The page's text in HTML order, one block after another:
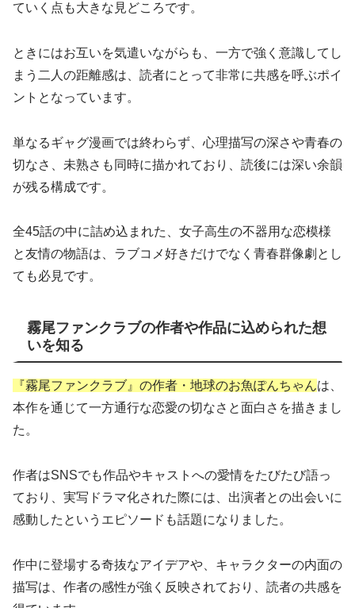
ていく点も大きな見どころです。
ときにはお互いを気遣いながらも、一方で強く意識してし
まう二人の距離感は、読者にとって非常に共感を呼ぶポイ
ントとなっています。
単なるギャグ漫画では終わらず、心理描写の深さや青春の
切なさ、未熟さも同時に描かれており、読後には深い余韻
が残る構成です。
全45話の中に詰め込まれた、女子高生の不器用な恋模様
と友情の物語は、ラブコメ好きだけでなく青春群像劇とし
ても必見です。
霧尾ファンクラブの作者や作品に込められた想
いを知る
『霧尾ファンクラブ』の作者・地球のお魚ぽんちゃんは、
本作を通じて一方通行な恋愛の切なさと面白さを描きまし
た。
作者はSNSでも作品やキャストへの愛情をたびたび語っ
ており、実写ドラマ化された際には、出演者との出会いに
感動したというエピソードも話題になりました。
作中に登場する奇抜なアイデアや、キャラクターの内面の
描写は、作者の感性が強く反映されており、読者の共感を